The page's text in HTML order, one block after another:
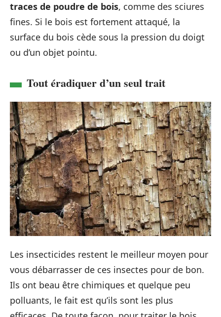
traces de poudre de bois, comme des sciures
fines. Si le bois est fortement attaqué, la
surface du bois cède sous la pression du doigt
ou d’un objet pointu.
Tout éradiquer d’un seul trait
Les insecticides restent le meilleur moyen pour
vous débarrasser de ces insectes pour de bon.
Ils ont beau être chimiques et quelque peu
polluants, le fait est qu’ils sont les plus